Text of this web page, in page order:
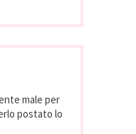
male per
postato lo